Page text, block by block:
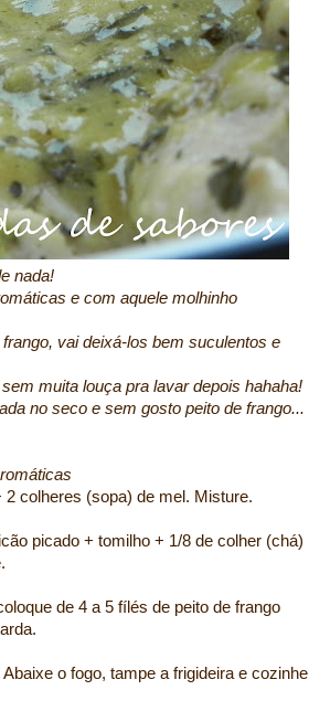
nada!
e com aquele molhinho
vai deixá-los bem suculentos e
muita louça pra lavar depois hahaha!
no seco e sem gosto peito de frango...
colheres (sopa) de mel. Misture.
picado + tomilho + 1/8 de colher (chá)
de 4 a 5 fílés de peito de frango
o fogo, tampe a frigideira e cozinhe